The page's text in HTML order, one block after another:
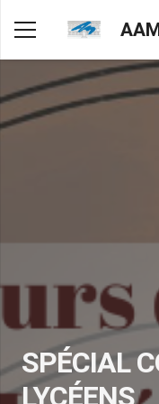
SPÉCIAL
LYCÉENS